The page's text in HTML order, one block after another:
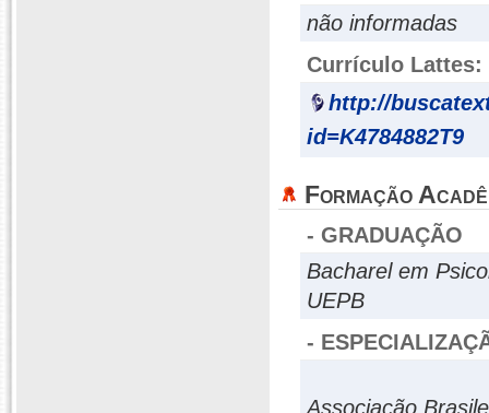
não informadas
Currículo Lattes:
http://
id=K4784882T9
Formação
- GRADUAÇÃO
Bacharel em
UEPB
-
Associação